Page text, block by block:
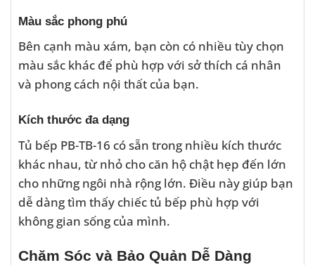
Màu sắc phong phú
Bên cạnh màu xám, bạn còn có nhiều tùy chọn
màu sắc khác để phù hợp với sở thích cá nhân
và phong cách nội thất của bạn.
Kích thước đa dạng
Tủ bếp PB-TB-16 có sẵn trong nhiều kích thước
khác nhau, từ nhỏ cho căn hộ chật hẹp đến lớn
cho những ngôi nhà rộng lớn. Điều này giúp bạn
dễ dàng tìm thấy chiếc tủ bếp phù hợp với
không gian sống của mình.
Chăm Sóc và Bảo Quản Dễ Dàng